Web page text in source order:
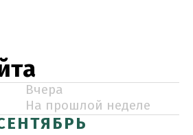
Вчера
На прошлой неделе